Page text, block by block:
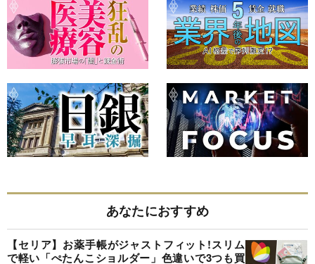
あなたにおすすめ
【セリア】お薬手帳がジャストフィット!スリム
で軽い「ぺたんこショルダー」色違いで3つも買